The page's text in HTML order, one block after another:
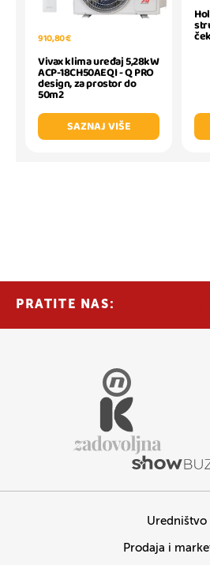
910,80 €
Vivax klima uređaj 5,28kW
ACP-18CH50AEQI - Q PRO
design, za prostor do
50m2
SAZNAJ VIŠE
PRATITE NAS:
Uredništvo
Prodaja i